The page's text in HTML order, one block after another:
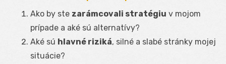
Ako by ste zarámcovali stratégiu v mojom
prípade a aké sú alternatívy?
Aké sú hlavné riziká, silné a slabé stránky mojej
situácie?